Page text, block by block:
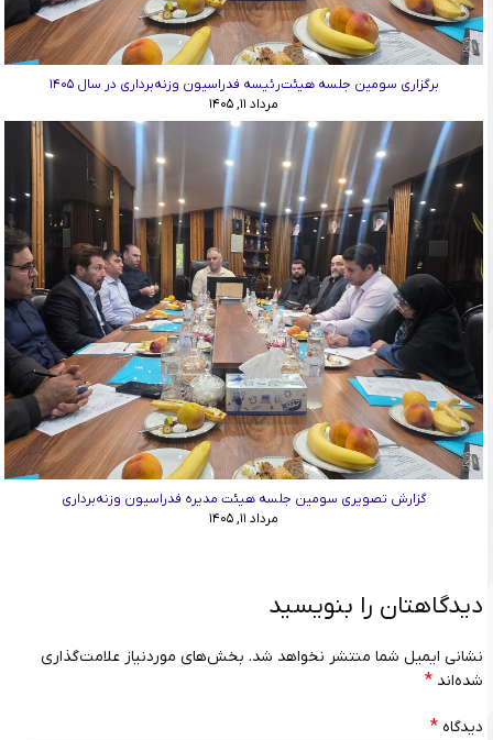
برگزاری سومین جلسه هیئت‌رئیسه فدراسیون وزنه‌برداری در سال ۱۴۰۵
مرداد ۱۱, ۱۴۰۵
گزارش تصویری سومین جلسه هیئت مدیره فدراسیون وزنه‌برداری
مرداد ۱۱, ۱۴۰۵
دیدگاهتان را بنویسید
نشانی ایمیل شما منتشر نخواهد شد. بخش‌های موردنیاز علامت‌گذاری
شده‌اند *
دیدگاه *